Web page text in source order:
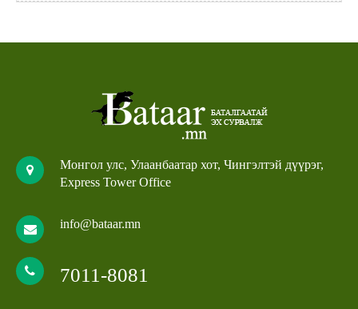
Монгол улс, Улаанбаатар хот, Чингэлтэй дүүрэг,
Express Tower Office
info@bataar.mn
7011-8081